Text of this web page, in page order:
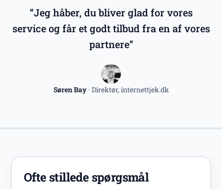
“Jeg håber, du bliver glad for vores
service og får et godt tilbud fra en af vores
partnere”
Søren Bay · Direktør, internettjek.dk
Ofte stillede spørgsmål